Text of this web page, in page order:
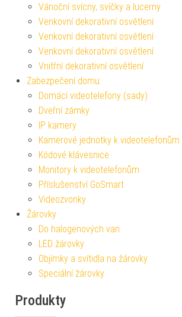
Vánoční svícny, svíčky a lucerny
Venkovní dekorativní osvětlení
Venkovní dekorativní osvětlení
Venkovní dekorativní osvětlení
Vnitřní dekorativní osvětlení
Zabezpečení domu
Domácí videotelefony (sady)
Dveřní zámky
IP kamery
Kamerové jednotky k videotelefonům
Kódové klávesnice
Monitory k videotelefonům
Příslušenství GoSmart
Videozvonky
Žárovky
Do halogenových van
LED žárovky
Objímky a svítidla na žárovky
Speciální žárovky
Produkty